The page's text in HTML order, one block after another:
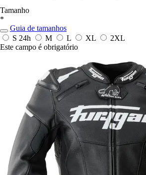
Tamanho
*
Guia de tamanhos
S 24h M L XL
2XL
Este campo é obrigatório